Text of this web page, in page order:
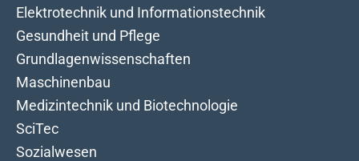
Elektrotechnik und Informationstechnik
Gesundheit und Pflege
Grundlagenwissenschaften
Maschinenbau
Medizintechnik und Biotechnologie
SciTec
Sozialwesen